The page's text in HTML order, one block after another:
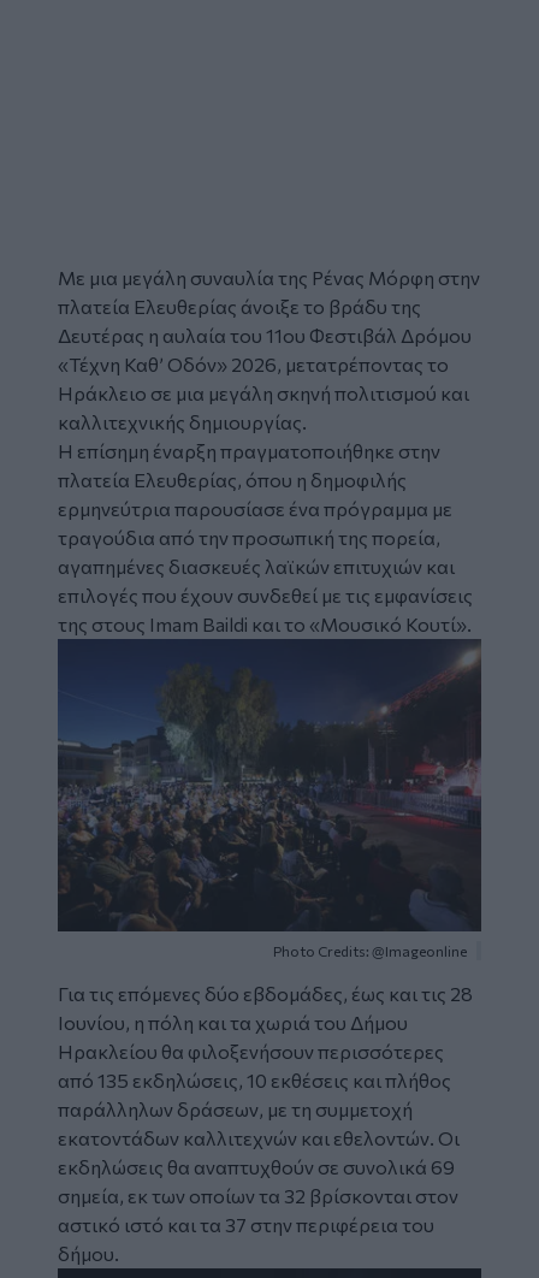
Με μια μεγάλη συναυλία της Ρένας Μόρφη στην
πλατεία Ελευθερίας άνοιξε το βράδυ της
Δευτέρας η αυλαία του 11ου Φεστιβάλ Δρόμου
«Τέχνη Καθ’ Οδόν» 2026, μετατρέποντας το
Ηράκλειο σε μια μεγάλη σκηνή πολιτισμού και
καλλιτεχνικής δημιουργίας.
Η επίσημη έναρξη πραγματοποιήθηκε στην
πλατεία Ελευθερίας, όπου η δημοφιλής
ερμηνεύτρια παρουσίασε ένα πρόγραμμα με
τραγούδια από την προσωπική της πορεία,
αγαπημένες διασκευές λαϊκών επιτυχιών και
επιλογές που έχουν συνδεθεί με τις εμφανίσεις
της στους Imam Baildi και το «Μουσικό Κουτί».
Photo Credits: @Imageonline
Για τις επόμενες δύο εβδομάδες, έως και τις 28
Ιουνίου, η πόλη και τα χωριά του Δήμου
Ηρακλείου θα φιλοξενήσουν περισσότερες
από 135 εκδηλώσεις, 10 εκθέσεις και πλήθος
παράλληλων δράσεων, με τη συμμετοχή
εκατοντάδων καλλιτεχνών και εθελοντών. Οι
εκδηλώσεις θα αναπτυχθούν σε συνολικά 69
σημεία, εκ των οποίων τα 32 βρίσκονται στον
αστικό ιστό και τα 37 στην περιφέρεια του
δήμου.